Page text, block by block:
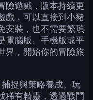
險遊戲，版本持續更
戲，可以直接到小豬
安裝，也不需要繁瑣
電腦版、手機版或平
界，開始你的冒險旅
捕捉與策略養成。玩
稀有精靈，透過戰鬥